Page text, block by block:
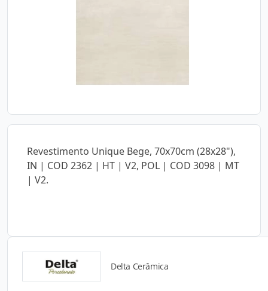
Revestimento Unique Bege, 70x70cm (28x28"),
IN | COD 2362 | HT | V2, POL | COD 3098 | MT
| V2.
Delta Cerâmica
Catálogos para Download